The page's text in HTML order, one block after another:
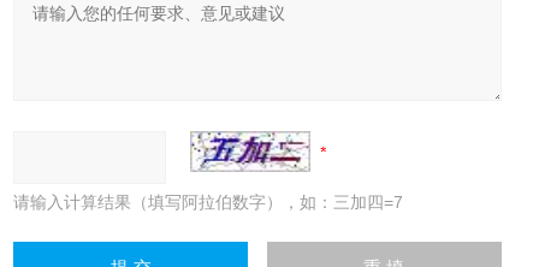
请输入计算结果（填写阿拉伯数字），如：三加四=7